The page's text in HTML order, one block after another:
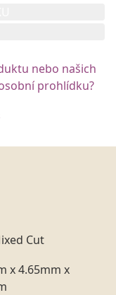
nebo našich
prohlídku?
Cut
x 4.65mm x